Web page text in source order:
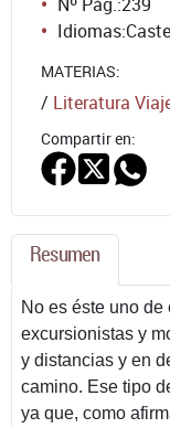
Idiomas:
MATERIAS:
/ Literatura
Compartir en:
Resumen
No es éste uno
excursionistas y
y distancias y en
camino. Ese tipo
ya que, como